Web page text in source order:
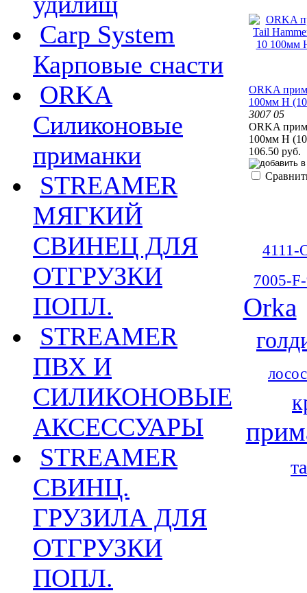
Carp System
Карповые снасти
ORKA
Силиконовые
приманки
STREAMER
МЯГКИЙ
СВИНЕЦ ДЛЯ
ОТГРУЗКИ
ПОПЛ.
STREAMER
ПВХ И
СИЛИКОНОВЫЕ
АКСЕССУАРЫ
STREAMER
СВИНЦ.
ГРУЗИЛА ДЛЯ
ОТГРУЗКИ
ПОПЛ.
ORKA
100мм H
3007 05
ORKA
100мм H
106.50 руб.
4111-
7005-
Orka